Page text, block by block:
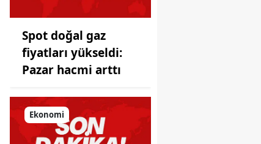
Spot doğal gaz
fiyatları yükseldi:
Pazar hacmi arttı
Ekonomi